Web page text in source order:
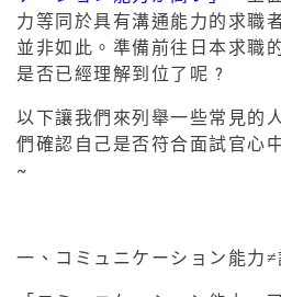
力等同於具有溝通能力的求職
並非如此。準備前往日本求職
是否已經理解到位了呢 ?
以下讓我們來列舉一些常見的
們確認自己是否符合面試官心
~
一、コミュニケーション能力≠